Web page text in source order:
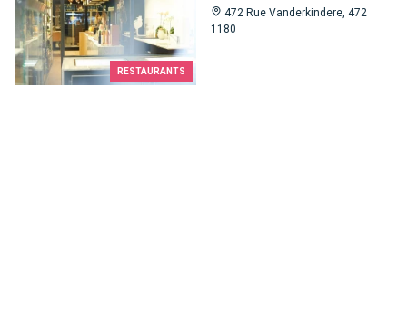
RESTAURANTS
472 Rue Vanderkindere, 472
1180